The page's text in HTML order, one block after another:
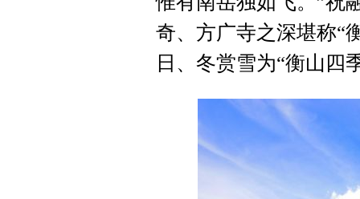
奇、方广寺之深堪称“
日、冬赏雪为“衡山四